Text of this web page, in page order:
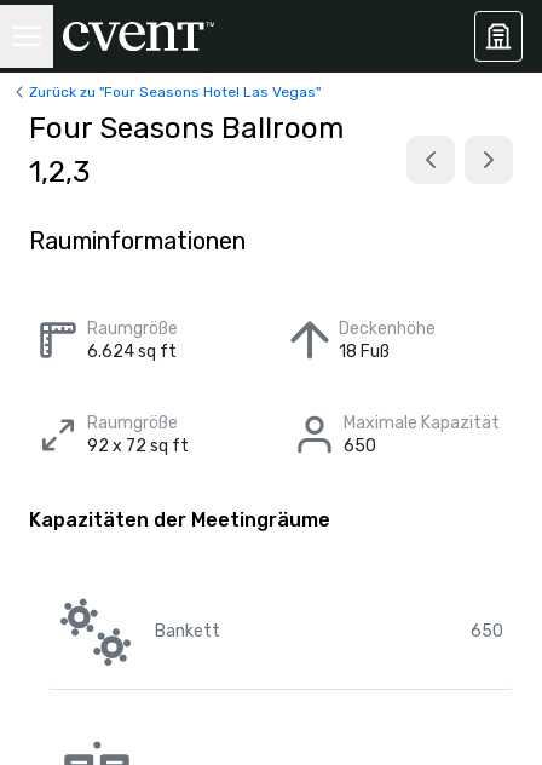
Zurück zu "Four Seasons Hotel Las Vegas"
Four Seasons Ballroom
1,2,3
Rauminformationen
Raumgröße
6.624 sq ft
Deckenhöhe
18 Fuß
Raumgröße
92 x 72 sq ft
Maximale Kapazität
650
Kapazitäten der Meetingräume
Bankett 650